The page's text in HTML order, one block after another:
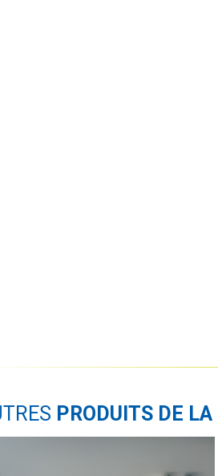
PRODUITS DE